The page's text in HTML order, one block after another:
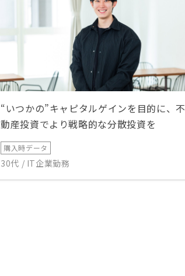
“いつかの”キャピタルゲインを目的に、不
動産投資でより戦略的な分散投資を
購入時データ
30代 / IT企業勤務